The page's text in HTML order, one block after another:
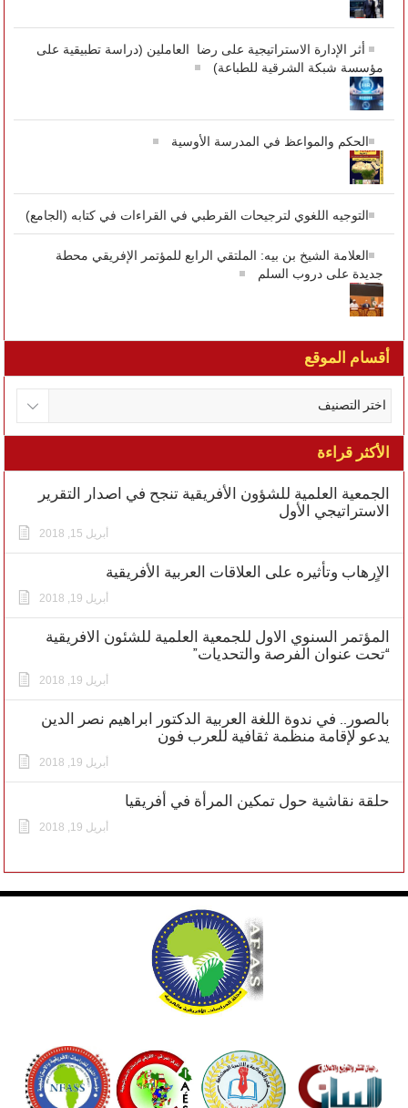
أثر الإدارة الاستراتيجية على رضا العاملين (دراسة تطبيقية على
مؤسسة شبكة الشرقية للطباعة)
الحكم والمواعظ في المدرسة الأوسية
التوجيه اللغوي لترجيحات القرطبي في القراءات في كتابه (الجامع)
العلامة الشيخ بن بيه: الملتقي الرابع للمؤتمر الإفريقي محطة
جديدة على دروب السلم
أقسام الموقع
الأكثر قراءة
الجمعية العلمية للشؤون الأفريقية تنجح في اصدار التقرير
الاستراتيجي الأول
أبريل 15, 2018
الاٍرهاب وتأثيره على العلاقات العربية الأفريقية
أبريل 19, 2018
المؤتمر السنوي الاول للجمعية العلمية للشئون الافريقية
“تحت عنوان الفرصة والتحديات”
أبريل 19, 2018
بالصور.. في ندوة اللغة العربية الدكتور ابراهيم نصر الدين
يدعو لإقامة منظمة ثقافية للعرب فون
أبريل 19, 2018
حلقة نقاشية حول تمكين المرأة في أفريقيا
أبريل 19, 2018